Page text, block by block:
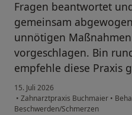
Fragen beantwortet
gemeinsam
unnötigen
vorgeschlagen. Bin
empfehle diese Praxis
15. Juli 2026
• Zahnarztpraxis Buchmaier •
Beschwerden/Schmerzen